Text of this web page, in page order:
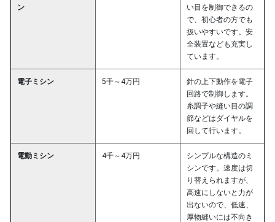
ン
い目を制御できるの
で、初心者の方でも
扱いやすいです。安
全装置なども充実し
ています。
電子ミシン 5千～4万円
針の上下動作を電子
回路で制御します。
糸調子や縫い目の調
節などはダイヤルを
回して行います。
電動ミシン 4千～4万円
シンプルな構造のミ
シンです。速度は切
り替えられますが、
高速にしないと力が
出ないので、低速、
厚物縫いには不向き